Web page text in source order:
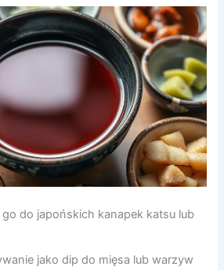
do japońskich kanapek katsu lub
jako dip do mięsa lub warzyw